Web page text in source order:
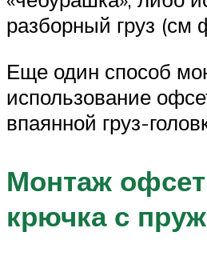
разборный груз (см
Еще один способ
использование
впаянной груз-
Монтаж
крючка с